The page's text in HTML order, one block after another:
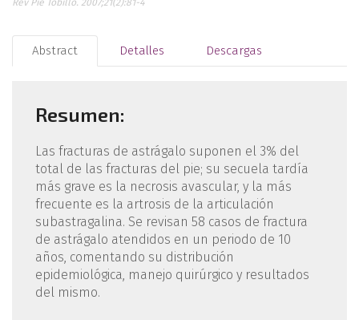
Rev Pie Tobillo. 2007;21(2):81-4
Abstract Detalles Descargas
Resumen:
Las fracturas de astrágalo suponen el 3% del
total de las fracturas del pie; su secuela tardía
más grave es la necrosis avascular, y la más
frecuente es la artrosis de la articulación
subastragalina. Se revisan 58 casos de fractura
de astrágalo atendidos en un periodo de 10
años, comentando su distribución
epidemiológica, manejo quirúrgico y resultados
del mismo.